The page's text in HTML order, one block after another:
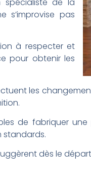
s’improvise pas
à respecter et
pour obtenir les
les
de fabriquer
standards.
dès le